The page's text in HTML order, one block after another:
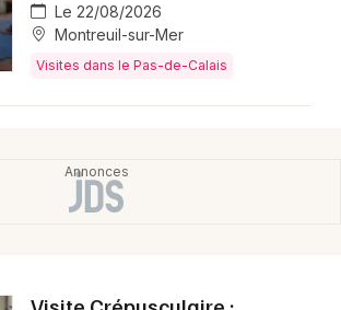
Le 22/08/2026
Montreuil-sur-Mer
Visites dans le Pas-de-Calais